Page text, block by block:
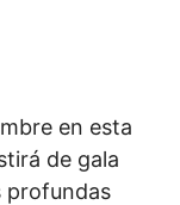
en esta
de gala
profundas